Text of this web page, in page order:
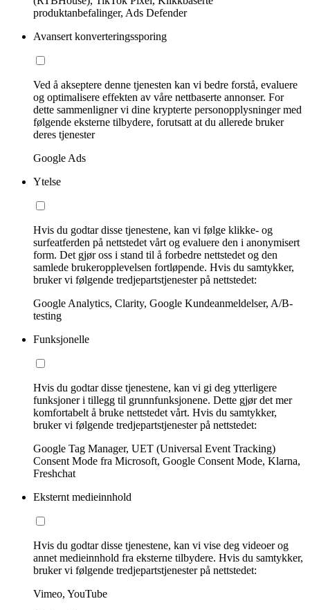
produktanbefalinger, Ads Defender
Avansert konverteringssporing
Ved å akseptere denne tjenesten kan vi bedre forstå, evaluere
og optimalisere effekten av våre nettbaserte annonser. For
dette sammenligner vi dine krypterte personopplysninger med
følgende eksterne tilbydere, forutsatt at du allerede bruker
deres tjenester
Google Ads
Ytelse
Hvis du godtar disse tjenestene, kan vi følge klikke- og
surfeatferden på nettstedet vårt og evaluere den i anonymisert
form. Det gjør oss i stand til å forbedre nettstedet og den
samlede brukeropplevelsen fortløpende. Hvis du samtykker,
bruker vi følgende tredjepartstjenester på nettstedet:
Google Analytics, Clarity, Google Kundeanmeldelser, A/B-
testing
Funksjonelle
Hvis du godtar disse tjenestene, kan vi gi deg ytterligere
funksjoner i tillegg til grunnfunksjonene. Dette gjør det mer
komfortabelt å bruke nettstedet vårt. Hvis du samtykker,
bruker vi følgende tredjepartstjenester på nettstedet:
Google Tag Manager, UET (Universal Event Tracking)
Consent Mode fra Microsoft, Google Consent Mode, Klarna,
Freshchat
Eksternt medieinnhold
Hvis du godtar disse tjenestene, kan vi vise deg videoer og
annet medieinnhold fra eksterne tilbydere. Hvis du samtykker,
bruker vi følgende tredjepartstjenester på nettstedet:
Vimeo, YouTube